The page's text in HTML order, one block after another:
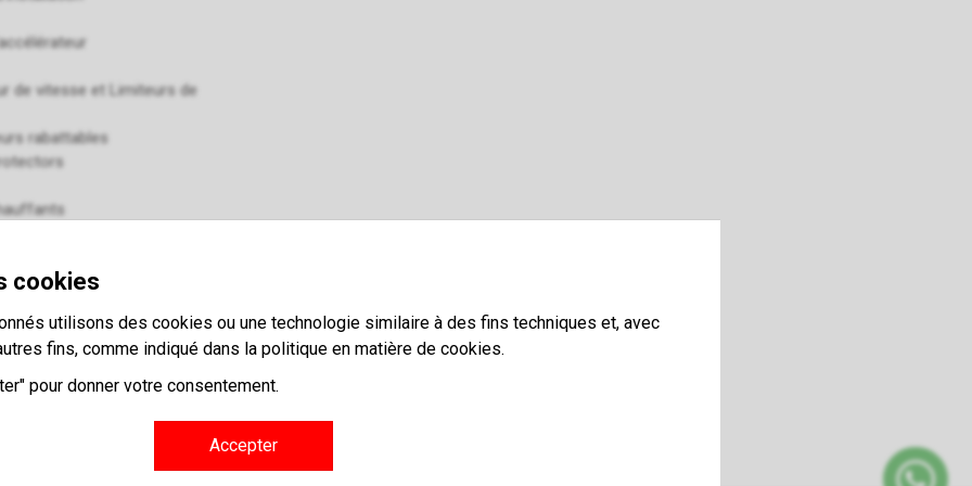
de vitesse et Limiteurs de
rabattables
de caméra
(Traçabilité des véhicules)
de remplacement/ véhicule de
cookies
utilisons des cookies ou une technologie similaire à des fins techniques et, avec
fins, comme indiqué dans la politique en matière de cookies.
pour donner votre consentement.
Accepter